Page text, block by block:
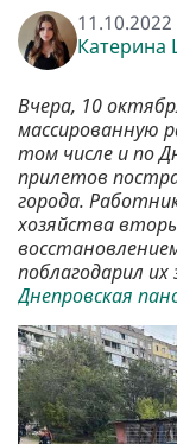
Катерина
Вчера, 10
массированную
том числе и по
прилетов
города.
хозяйства
поблагодарил
Днепровская